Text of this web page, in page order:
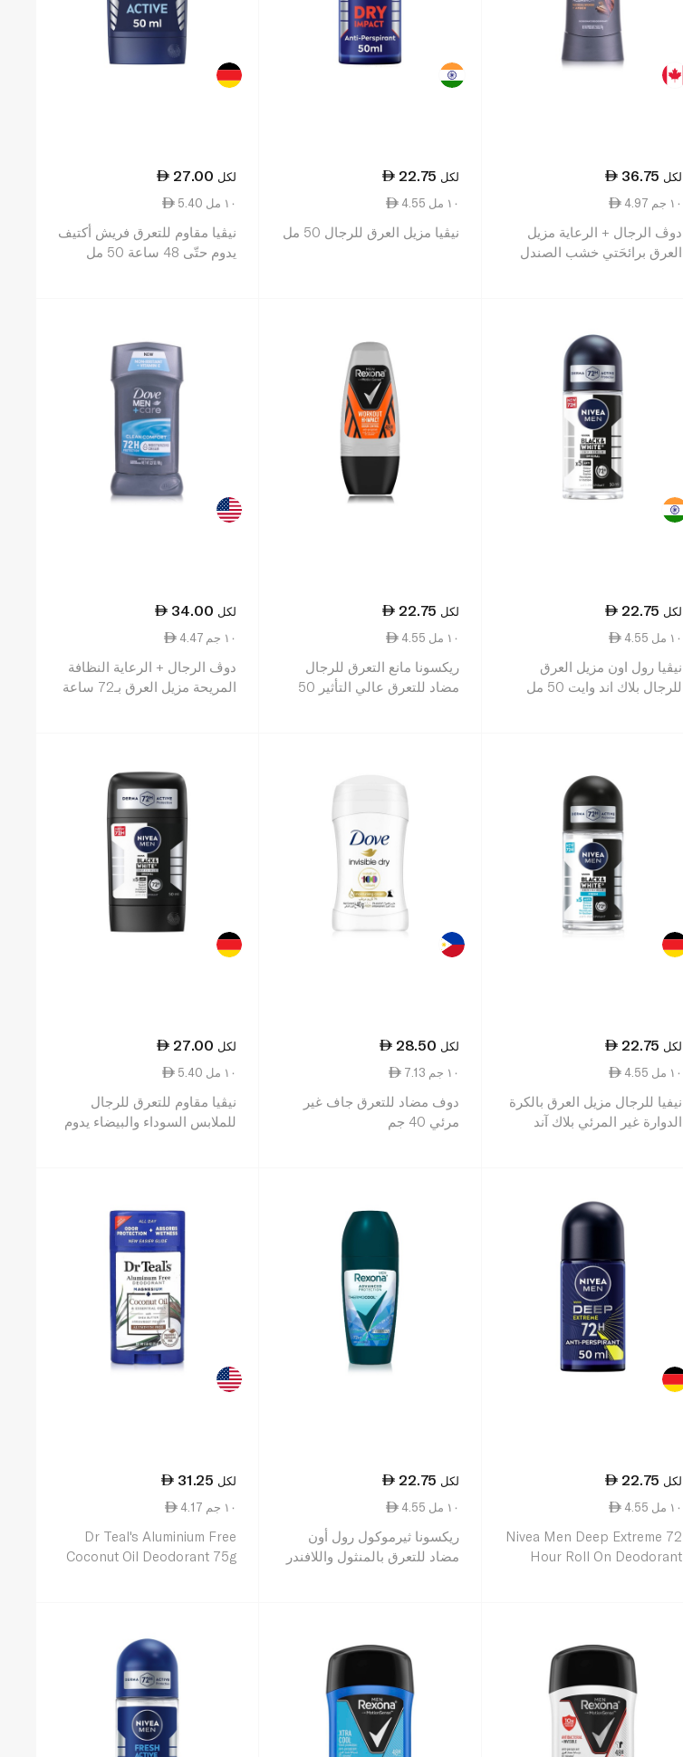
36.75 لكل
4.97 ١٠ جم
دوڤ الرجال + الرعاية مزيل
العرق برائحَتي خشب الصندل
22.75 لكل
4.55 ١٠ مل
نيڤيا مزيل العرق للرجال 50 مل
27.00 لكل
5.40 ١٠ مل
نيڤيا مقاوم للتعرق فريش أكتيف
يدوم حتّى 48 ساعة 50 مل
22.75 لكل
4.55 ١٠ مل
نيڤيا رول اون مزيل العرق
للرجال بلاك اند وايت 50 مل
22.75 لكل
4.55 ١٠ مل
ريكسونا مانع التعرق للرجال
مضاد للتعرق عالي التأثير 50
34.00 لكل
4.47 ١٠ جم
دوڤ الرجال + الرعاية النظافة
المريحة مزيل العرق بـ72 ساعة
22.75 لكل
4.55 ١٠ مل
نيفيا للرجال مزيل العرق بالكرة
الدوارة غير المرئي بلاك آند
28.50 لكل
7.13 ١٠ جم
دوف مضاد للتعرق جاف غير
مرئي 40 جم
27.00 لكل
5.40 ١٠ مل
نيڤيا مقاوم للتعرق للرجال
للملابس السوداء والبيضاء يدوم
22.75 لكل
4.55 ١٠ مل
Nivea Men Deep Extreme 72
Hour Roll On Deodorant
22.75 لكل
4.55 ١٠ مل
ريكسونا ثيرموكول رول أون
مضاد للتعرق بالمنثول واللافندر
31.25 لكل
4.17 ١٠ جم
Dr Teal's Aluminium Free
Coconut Oil Deodorant 75g